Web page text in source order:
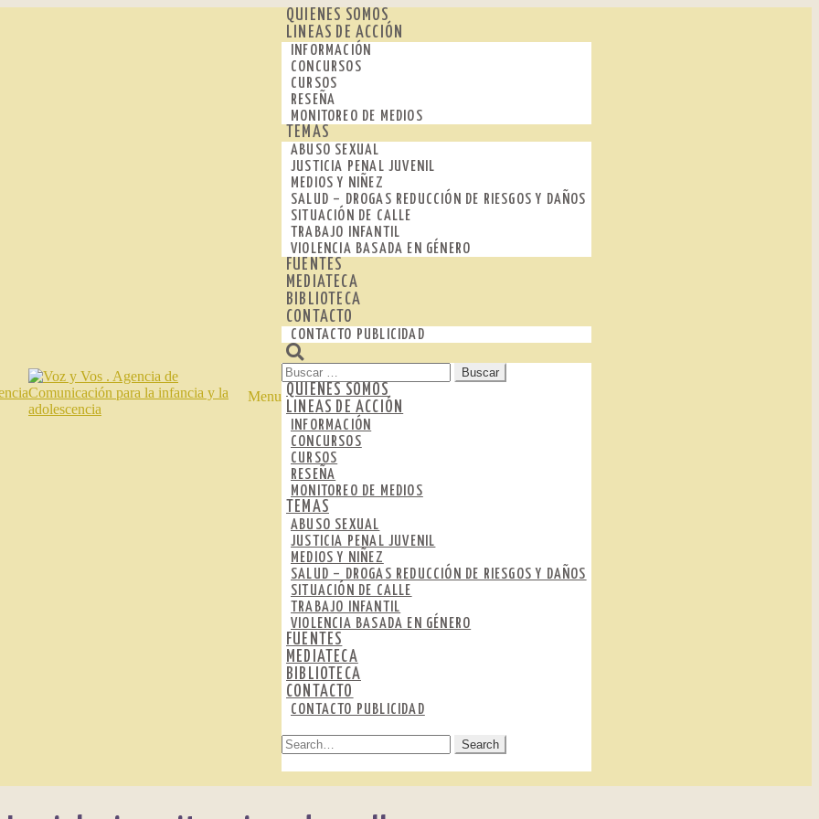
Menu
QUIENES SOMOS
LINEAS DE ACCIÓN
INFORMACIÓN
CONCURSOS
CURSOS
RESEÑA
MONITOREO DE MEDIOS
TEMAS
ABUSO SEXUAL
JUSTICIA PENAL JUVENIL
MEDIOS Y NIÑEZ
SALUD – DROGAS REDUCCIÓN DE RIESGOS Y DAÑOS
SITUACIÓN DE CALLE
TRABAJO INFANTIL
VIOLENCIA BASADA EN GÉNERO
FUENTES
MEDIATECA
BIBLIOTECA
CONTACTO
CONTACTO PUBLICIDAD
Buscar:
QUIENES SOMOS
LINEAS DE ACCIÓN
INFORMACIÓN
CONCURSOS
CURSOS
RESEÑA
MONITOREO DE MEDIOS
TEMAS
ABUSO SEXUAL
JUSTICIA PENAL JUVENIL
MEDIOS Y NIÑEZ
SALUD – DROGAS REDUCCIÓN DE RIESGOS Y DAÑOS
SITUACIÓN DE CALLE
TRABAJO INFANTIL
VIOLENCIA BASADA EN GÉNERO
FUENTES
MEDIATECA
BIBLIOTECA
CONTACTO
CONTACTO PUBLICIDAD
SEARCH
FOR: